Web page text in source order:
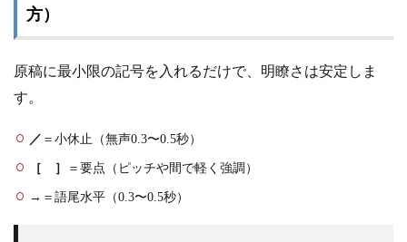
方）
原稿に最小限の記号を入れるだけで、明瞭さは安定しま
す。
／ ＝小休止（無声0.3〜0.5秒）
［ ］ ＝要点（ピッチや間で軽く強調）
→ ＝語尾水平（0.3〜0.5秒）